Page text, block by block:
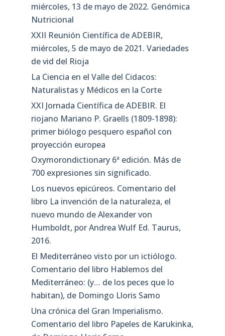
miércoles, 13 de mayo de 2022. Genómica
Nutricional
XXII Reunión Científica de ADEBIR,
miércoles, 5 de mayo de 2021. Variedades
de vid del Rioja
La Ciencia en el Valle del Cidacos:
Naturalistas y Médicos en la Corte
XXI Jornada Científica de ADEBIR. El
riojano Mariano P. Graells (1809-1898):
primer biólogo pesquero español con
proyección europea
Oxymorondictionary 6ª edición. Más de
700 expresiones sin significado.
Los nuevos epicúreos. Comentario del
libro La invención de la naturaleza, el
nuevo mundo de Alexander von
Humboldt, por Andrea Wulf Ed. Taurus,
2016.
El Mediterráneo visto por un ictiólogo.
Comentario del libro Hablemos del
Mediterráneo: (y… de los peces que lo
habitan), de Domingo Lloris Samo
Una crónica del Gran Imperialismo.
Comentario del libro Papeles de Karukinka,